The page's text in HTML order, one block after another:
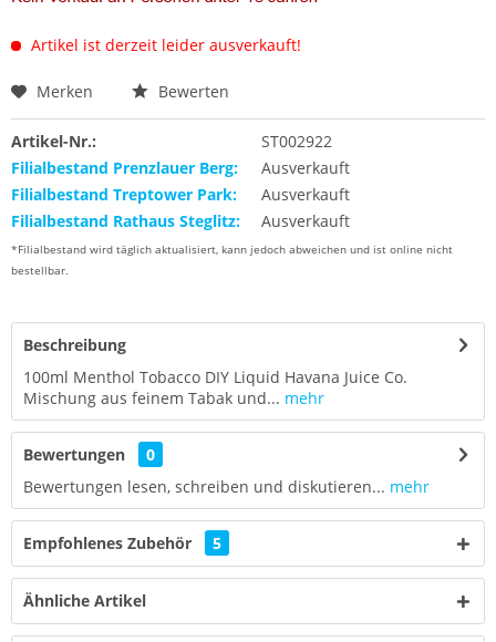
Artikel ist derzeit leider ausverkauft!
Merken Bewerten
Artikel-Nr.:
ST002922
Filialbestand Prenzlauer Berg:
Ausverkauft
Filialbestand Treptower Park:
Ausverkauft
Filialbestand Rathaus Steglitz:
Ausverkauft
*Filialbestand wird täglich aktualisiert, kann jedoch abweichen und ist online nicht
bestellbar.
Beschreibung
100ml Menthol Tobacco DIY Liquid Havana Juice Co.
Mischung aus feinem Tabak und... mehr
Bewertungen
0
Bewertungen lesen, schreiben und diskutieren... mehr
Empfohlenes Zubehör 5
Ähnliche Artikel